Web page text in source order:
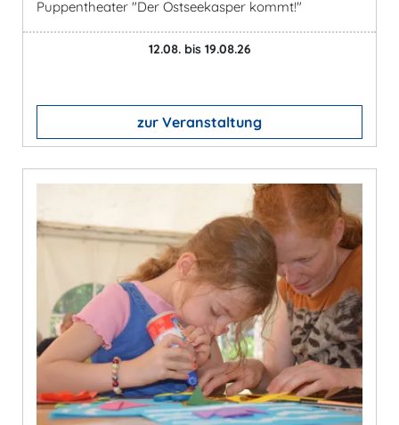
Puppentheater "Der Ostseekasper kommt!"
12.08. bis 19.08.26
zur Veranstaltung